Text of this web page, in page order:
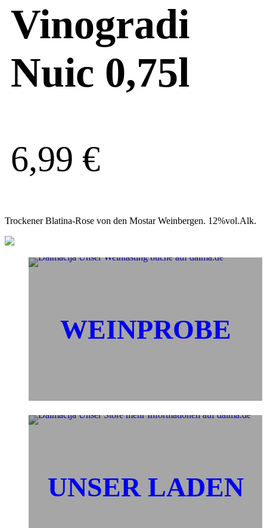
Vinogradi
Nuic 0,75l
6,99 €
Trockener Blatina-Rose von den Mostar Weinbergen. 12%vol.Alk.
WEINPROBE
UNSER LADEN